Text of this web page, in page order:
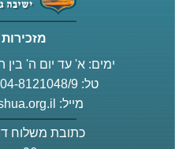
ימים: א' עד יום ה' בין השעות
טל: 04-8121048/9 פקס: 04-8121043
מייל:
כתובת משלוח